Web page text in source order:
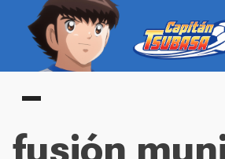
Main menu
fusión